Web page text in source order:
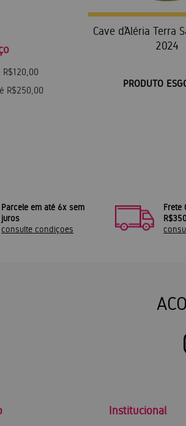
R$250,00
Cave d’Aléria Terra
2024
PRODUTO
Parcele em até 6x sem
juros
consulte condiçoes
Frete
Institucional